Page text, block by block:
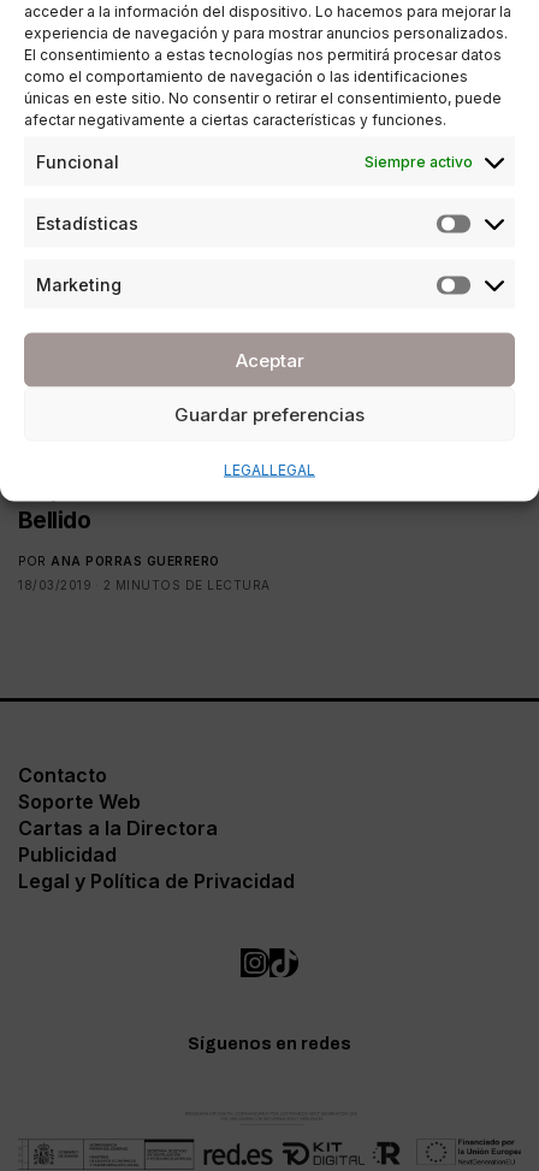
acceder a la información del dispositivo. Lo hacemos para mejorar la
experiencia de navegación y para mostrar anuncios personalizados.
El consentimiento a estas tecnologías nos permitirá procesar datos
como el comportamiento de navegación o las identificaciones
únicas en este sitio. No consentir o retirar el consentimiento, puede
afectar negativamente a ciertas características y funciones.
Funcional Siempre activo
Estadísticas
Marketing
Aceptar
Guardar preferencias
LEGAL LEGAL
Bellido
POR ANA PORRAS GUERRERO
18/03/2019
2 MINUTOS DE LECTURA
Contacto
Soporte Web
Cartas a la Directora
Publicidad
Legal y Política de Privacidad
Síguenos en redes